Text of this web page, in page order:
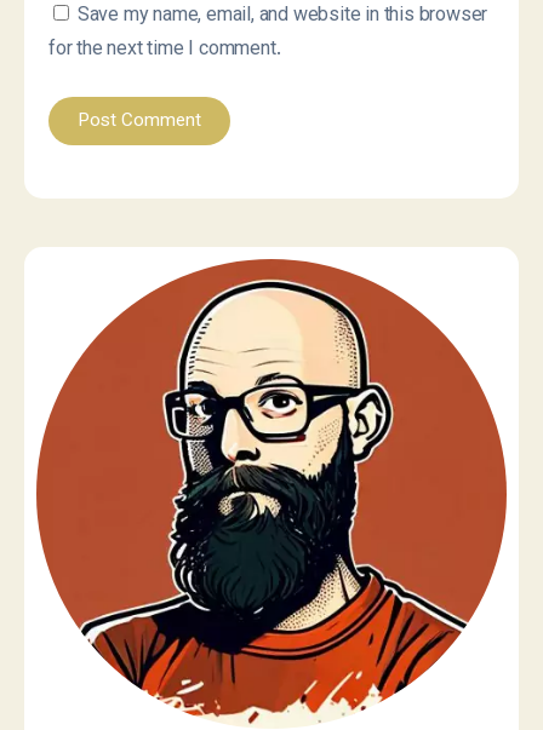
Save my name, email, and website in this browser
for the next time I comment.